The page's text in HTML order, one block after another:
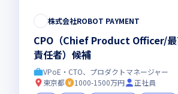
株式会社ROBOT PAYMENT
CPO（Chief Product Officer/最
責任者）候補
VPoE・CTO、プロダクトマネージャー
東京都
1000-1500万円
正社員